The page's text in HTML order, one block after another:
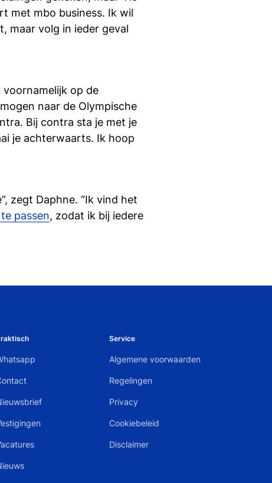
met mbo business. Ik wil
maar volg in ieder geval
op de
naar de Olympische
Bij contra sta je met je
je achterwaarts. Ik hoop
zegt Daphne. “Ik vind het
passen, zodat ik bij iedere
Service
Algemene voorwaarden
Regelingen
Privacy
Cookiebeleid
Disclaimer